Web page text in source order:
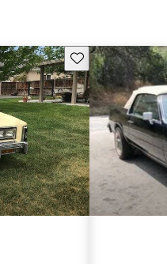
Guarda este Aviso